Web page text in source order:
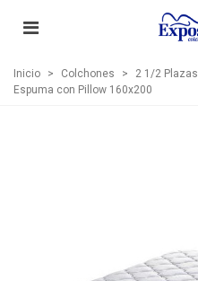
Inicio > Colchones > 2 1/2 Plazas
Espuma con Pillow 160x200